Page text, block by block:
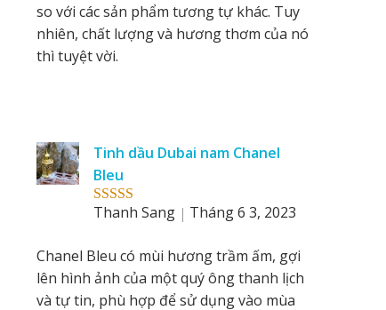
so với các sản phẩm tương tự khác. Tuy
nhiên, chất lượng và hương thơm của nó
thì tuyệt vời.
Rated5 out
Tinh dầu Dubai nam Chanel
Bleu
Thanh Sang
Tháng 6 3, 2023
Chanel Bleu có mùi hương trầm ấm, gợi
lên hình ảnh của một quý ông thanh lịch
và tự tin, phù hợp để sử dụng vào mùa